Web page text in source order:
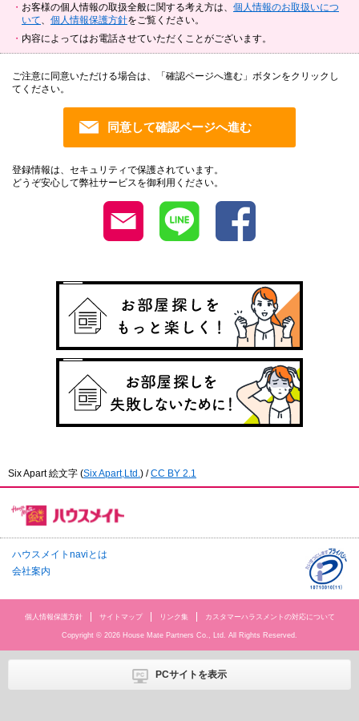
お客様の個人情報の取扱全般に関する考え方は、 個人情報のお取扱いにつ
いて
個人情報保護方針をご覧ください。
内容によってはお電話させていただくことがございます。
ご注意に同意いただける場合は、「確認ページへ進む」ボタンをクリックし
てください。
登録情報は、セキュリティで保護されています。
どうぞ安心して弊社サービスを御利用ください。
Six Apart 絵文字 (Six Apart,Ltd. ) /CC BY 2.1
ハウスメイトnaviとは
会社案内
個人情報保護方針 サイトマップ リンク集 カスタマーハラスメントの対応について
Copyright © 2026 House Mate Partners Co., Ltd. All Rights Reserved.
PCサイトを表示